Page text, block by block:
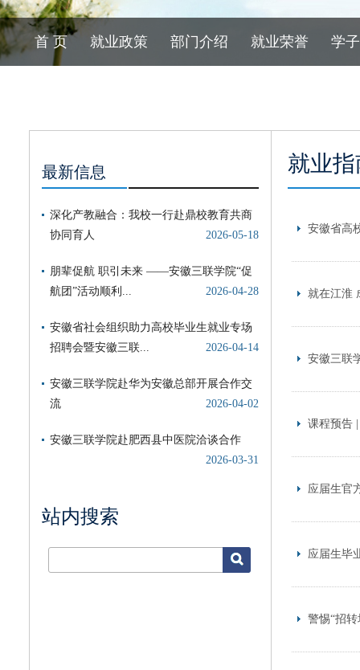
首 页 就业政策 部门介绍 就业荣誉 学
最新信息
站内搜索
就业
安徽省高
就在江淮
安徽三联
课程预告
应届生官
应届生毕
警惕“招